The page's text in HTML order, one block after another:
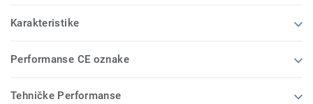
Karakteristike
Performanse CE oznake
Tehničke Performanse